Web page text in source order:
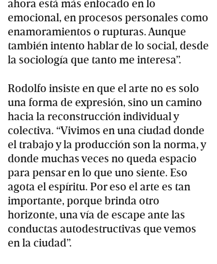
ahora está más enfocado en lo
emocional, en procesos personales como
enamoramientos o rupturas. Aunque
también intento hablar de lo social, desde
la sociología que tanto me interesa”.
Rodolfo insiste en que el arte no es solo
una forma de expresión, sino un camino
hacia la reconstrucción individual y
colectiva. “Vivimos en una ciudad donde
el trabajo y la producción son la norma, y
donde muchas veces no queda espacio
para pensar en lo que uno siente. Eso
agota el espíritu. Por eso el arte es tan
importante, porque brinda otro
horizonte, una vía de escape ante las
conductas autodestructivas que vemos
en la ciudad”.